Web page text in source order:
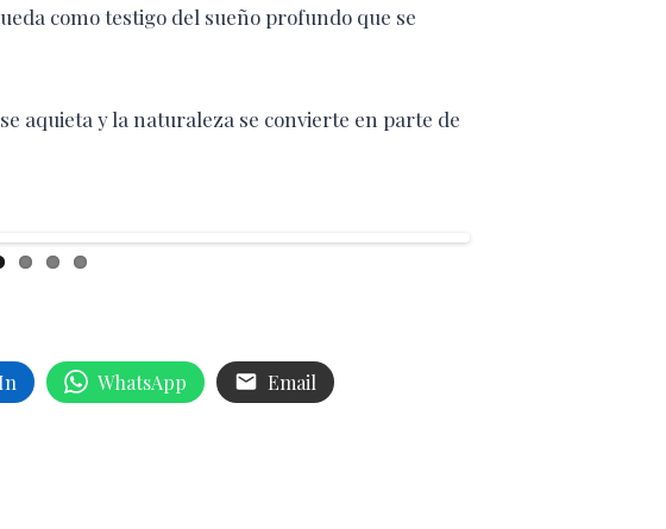
como testigo del sueño profundo que se
aquieta y la naturaleza se convierte en parte de
WhatsApp Email